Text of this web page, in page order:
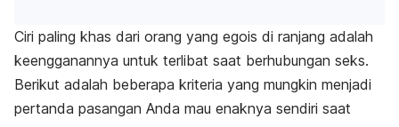
Ciri paling khas dari orang yang egois di ranjang adalah
keengganannya untuk terlibat saat berhubungan seks.
Berikut adalah beberapa kriteria yang mungkin menjadi
pertanda pasangan Anda mau enaknya sendiri saat